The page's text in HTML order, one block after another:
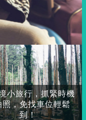
小旅行，抓緊時機
照，免找車位輕鬆
到！